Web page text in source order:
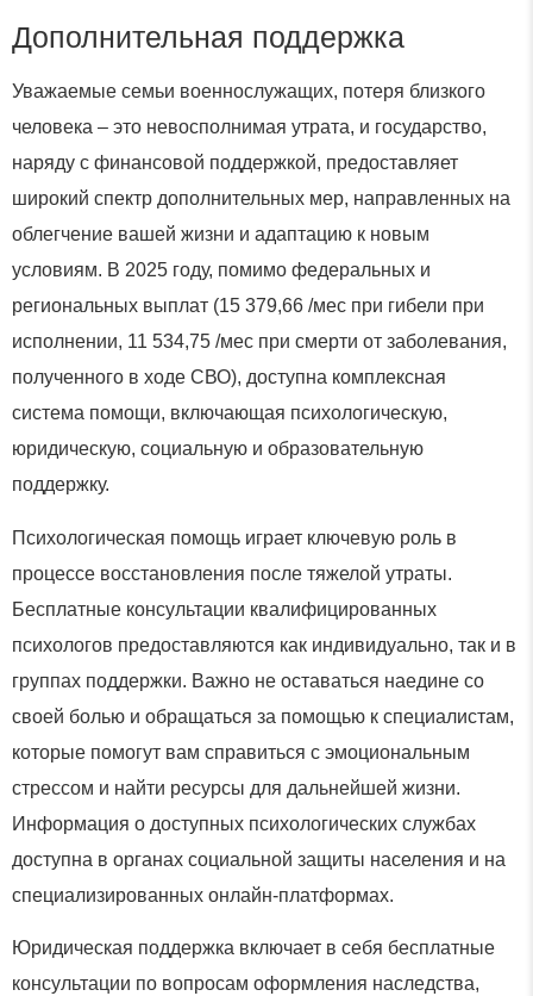
Дополнительная поддержка
Уважаемые семьи военнослужащих, потеря близкого
человека – это невосполнимая утрата, и государство,
наряду с финансовой поддержкой, предоставляет
широкий спектр дополнительных мер, направленных на
облегчение вашей жизни и адаптацию к новым
условиям. В 2025 году, помимо федеральных и
региональных выплат (15 379,66 /мес при гибели при
исполнении, 11 534,75 /мес при смерти от заболевания,
полученного в ходе СВО), доступна комплексная
система помощи, включающая психологическую,
юридическую, социальную и образовательную
поддержку.
Психологическая помощь играет ключевую роль в
процессе восстановления после тяжелой утраты.
Бесплатные консультации квалифицированных
психологов предоставляются как индивидуально, так и в
группах поддержки. Важно не оставаться наедине со
своей болью и обращаться за помощью к специалистам,
которые помогут вам справиться с эмоциональным
стрессом и найти ресурсы для дальнейшей жизни.
Информация о доступных психологических службах
доступна в органах социальной защиты населения и на
специализированных онлайн-платформах.
Юридическая поддержка включает в себя бесплатные
консультации по вопросам оформления наследства,